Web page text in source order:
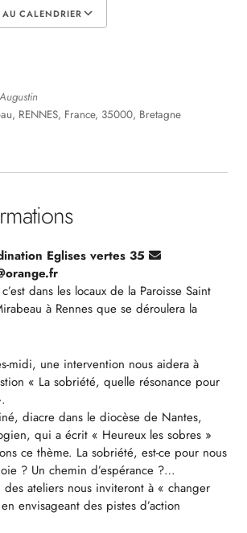
AU CALENDRIER
RENNES, France, 35000, Bretagne
Eglises vertes 35
dans les locaux de la Paroisse Saint
à Rennes que se déroulera la
midi, une intervention nous aidera à
« La sobriété, quelle résonance pour
diacre dans le diocèse de Nantes,
qui a écrit « Heureux les sobres »
ce thème. La sobriété, est-ce pour nous
? Un chemin d’espérance ?…
ateliers nous inviteront à « changer
envisageant des pistes d’action